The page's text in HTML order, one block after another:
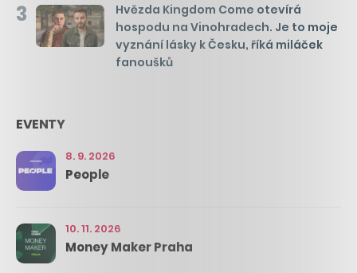
3
Hvězda Kingdom Come otevírá
hospodu na Vinohradech. Je to moje
vyznání lásky k Česku, říká miláček
fanoušků
EVENTY
8. 9. 2026
People
10. 11. 2026
Money Maker Praha